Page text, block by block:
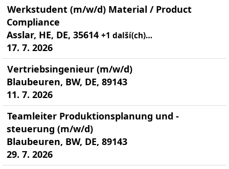
Werkstudent (m/w/d) Material / Product
Compliance
Asslar, HE, DE, 35614 +1 další(ch)…
17. 7. 2026
Vertriebsingenieur (m/w/d)
Blaubeuren, BW, DE, 89143
11. 7. 2026
Teamleiter Produktionsplanung und -
steuerung (m/w/d)
Blaubeuren, BW, DE, 89143
29. 7. 2026